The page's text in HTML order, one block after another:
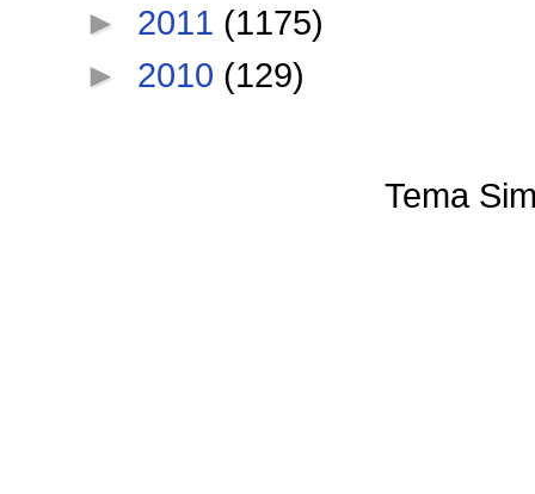
► 2011 (1175)
► 2010 (129)
Tema